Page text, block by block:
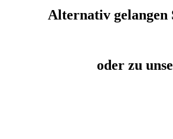
Alternativ gelangen
oder zu